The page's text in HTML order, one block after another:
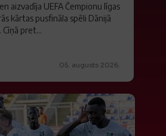
aizvadīja UEFA Čempionu līgas
kārtas pusfināla spēli Dānijā
pret...
05. augusts 2026.